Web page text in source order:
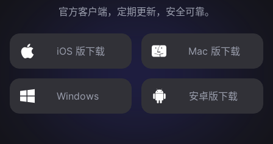
官方客户端，定期更新，安全可靠。
iOS 版下载 Mac 版下载
Windows 安卓版下载